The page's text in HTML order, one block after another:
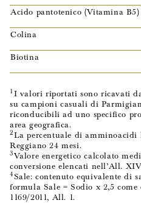
Acido pantotenico (Vitamina B5)
Colina
Biotina
1 I valori riportati sono ricavati
su campioni casuali di
riconducibili ad uno specifico
area geografica.
2La percentuale di
Reggiano 24 mesi.
3Valore energetico calcolato
conversione elencati nell’All.
4Sale: contenuto equivalente di
formula Sale = Sodio x 2,5
1169/2011, All. 1.